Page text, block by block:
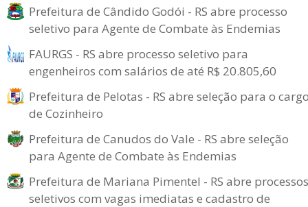
Prefeitura de Cândido Godói - RS abre processo
seletivo para Agente de Combate às Endemias
FAURGS - RS abre processo seletivo para
engenheiros com salários de até R$ 20.805,60
Prefeitura de Pelotas - RS abre seleção para o
de Cozinheiro
Prefeitura de Canudos do Vale - RS abre seleção
para Agente de Combate às Endemias
Prefeitura de Mariana Pimentel - RS abre processos
seletivos com vagas imediatas e cadastro de